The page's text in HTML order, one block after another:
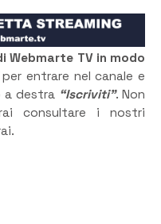
Webmarte TV in modo
entrare nel canale e
a destra “Iscriviti”. Non
consultare i nostri